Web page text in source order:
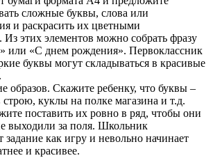
сложные буквы, слова или
и раскрасить их цветными
этих элементов можно собрать фразу
или «С днем рождения». Первоклассник
буквы могут складываться в красивые
образов. Скажите ребенку, что буквы –
строю, куклы на полке магазина и т.д.
поставить их ровно в ряд, чтобы они
выходили за поля. Школьник
задание как игру и невольно начинает
и красивее.